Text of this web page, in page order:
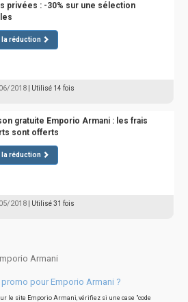
privées : -30% sur une sélection
la réduction
2018 | Utilisé 14 fois
gratuite Emporio Armani : les frais
sont offerts
la réduction
2018 | Utilisé 31 fois
Armani
pour Emporio Armani ?
le site Emporio Armani, vérifiez si une case "code